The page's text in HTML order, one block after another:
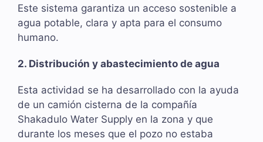
Este sistema garantiza un acceso sostenible a
agua potable, clara y apta para el consumo
humano.
2. Distribución y abastecimiento de agua
Esta actividad se ha desarrollado con la ayuda
de un camión cisterna de la compañía
Shakadulo Water Supply en la zona y que
durante los meses que el pozo no estaba